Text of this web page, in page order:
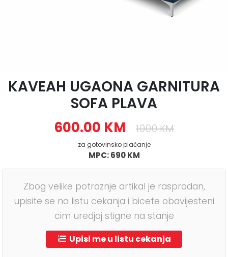
KAVEAH UGAONA GARNITURA
SOFA PLAVA
600.00 KM 1000 KM
za gotovinsko plaćanje
MPC: 690 KM
Zbog velike potraznje artikal je rasprodan,
upisite se na listu cekanja i bicete obavijesteni
cim uredjaj stigne na stanje
Upisi me u listu cekanja